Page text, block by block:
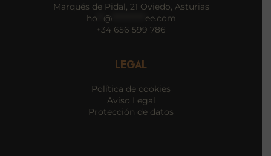
Marqués de Pidal, 21 Oviedo, Asturias
ho
@*********** ee.com
+34 656 599 786
LEGAL
Política de cookies
Aviso Legal
Protección de datos